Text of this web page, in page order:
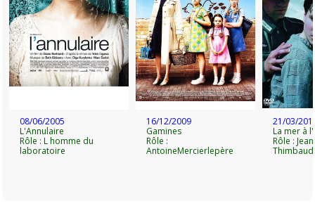
08/06/2005
L'Annulaire
Rôle : L homme du
laboratoire
16/12/2009
Gamines
Rôle :
AntoineMercierlepère
21/03/
La mer à
Rôle :
Thimbaud